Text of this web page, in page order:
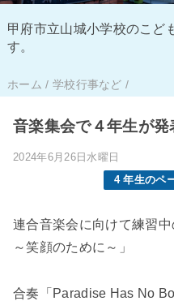
甲府市立山城小学校のこど
す。
ホーム / 学校行事など /
音楽集会で４年生が発
2024年6月26日水曜日
4 年生のペ
連合音楽会に向けて練習
～笑顔のために～」
合奏「Paradise Has No